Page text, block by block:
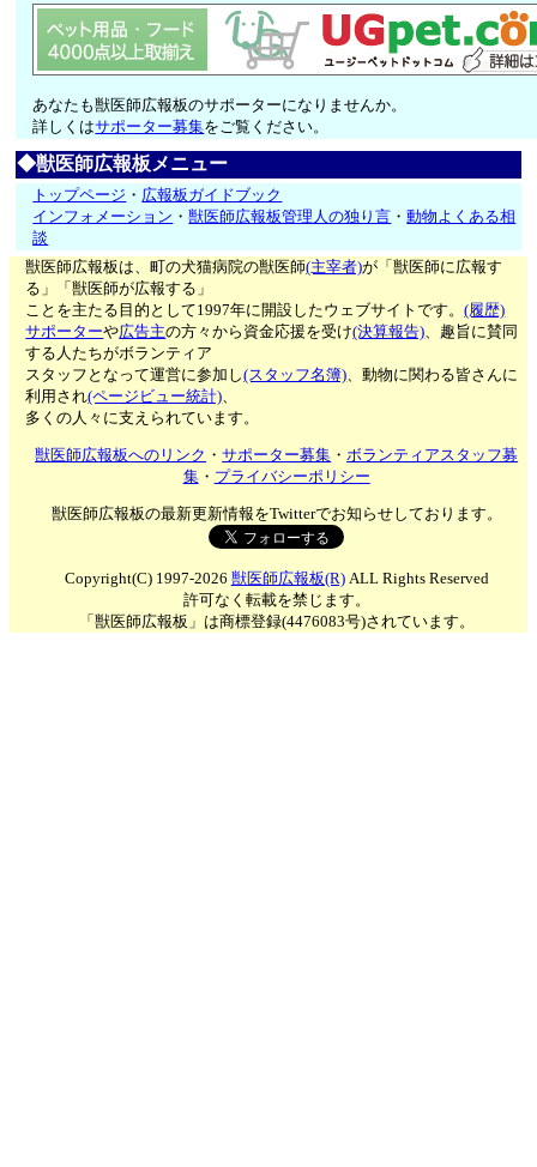
あなたも獣医師広報板のサポーターになりませんか。
詳しくはサポーター募集をご覧ください。
◆獣医師広報板メニュー
トップページ ・ 広報板ガイドブック
インフォメーション ・獣医師広報板管理人の独り言 ・動物よくある相
談
獣医師広報板は、町の犬猫病院の獣医師(主宰者)が「獣医師に広報す
る」「獣医師が広報する」
ことを主たる目的として1997年に開設したウェブサイトです。(履歴)
サポーターや広告主の方々から資金応援を受け(決算報告)、趣旨に賛同
する人たちがボランティア
スタッフとなって運営に参加し(スタッフ名簿)、動物に関わる皆さんに
利用され(ページビュー統計)、
多くの人々に支えられています。
獣医師広報板へのリンク ・サポーター募集 ・ボランティアスタッフ募
集・ プライバシーポリシー
獣医師広報板の最新更新情報をTwitterでお知らせしております。
Copyright(C) 1997-2026 獣医師広報板(R)ALL Rights Reserved
許可なく転載を禁じます。
「獣医師広報板」は商標登録(4476083号)されています。